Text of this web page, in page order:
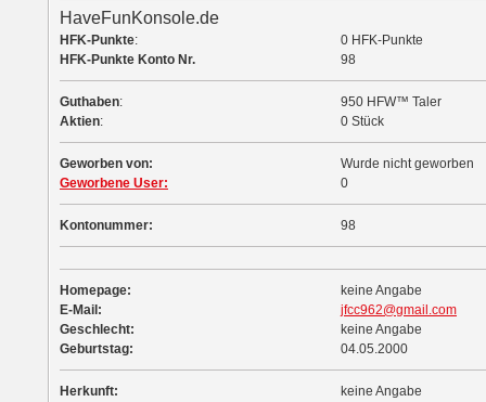
HaveFunKonsole.de
HFK-Punkte:
0 HFK-Punkte
HFK-Punkte Konto Nr.
98
Guthaben:
950 HFW™ Taler
Aktien: 0 Stück
Geworben von:
Wurde nicht geworben
Geworbene User:
0
Kontonummer: 98
Homepage:
keine Angabe
E-Mail:
jfcc962@gmail.com
Geschlecht:
keine Angabe
Geburtstag:
04.05.2000
Herkunft:
keine Angabe